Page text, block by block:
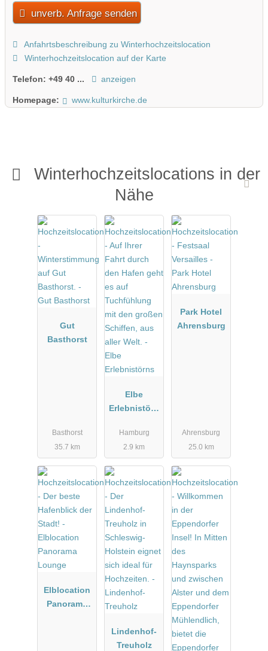
unverb. Anfrage senden
Anfahrtsbeschreibung zu Winterhochzeitslocation
Winterhochzeitslocation auf der Karte
Telefon: +49 40 ... anzeigen
Homepage: www.kulturkirche.de
Winterhochzeitslocations in der
Nähe
Gut
Basthorst
Basthorst
35.7 km
Elbe
Erlebnistörn
Hamburg
2.9 km
Park Hotel
Ahrensburg
Ahrensburg
25.0 km
Elblocation
Panorama
Lindenhof-
Treuholz